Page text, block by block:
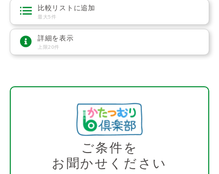
比較リストに追加
最大5件
詳細を表示
上限20件
ご条件を
お聞かせください